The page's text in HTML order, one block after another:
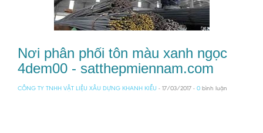
Nơi phân phối tôn màu xanh ngọc
4dem00 - satthepmiennam.com
CÔNG TY TNHH VẬT LIỆU XÂU DỰNG KHANH KIỀU - 17/03/2017 - 0 bình luận